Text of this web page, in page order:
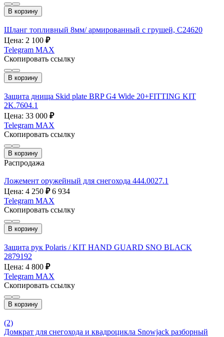
В корзину
Шланг топливный 8мм/ армированный с грушей, С24620
Цена: 2 100 ₽
Telegram MAX
Скопировать ссылку
В корзину
Защита днища Skid plate BRP G4 Wide 20+FITTING KIT
2K.7604.1
Цена: 33 000 ₽
Telegram MAX
Скопировать ссылку
В корзину
Распродажа
Ложемент оружейный для снегохода 444.0027.1
Цена: 4 250 ₽ 6 934
Telegram MAX
Скопировать ссылку
В корзину
Защита рук Polaris / KIT HAND GUARD SNO BLACK
2879192
Цена: 4 800 ₽
Telegram MAX
Скопировать ссылку
В корзину
(2)
Домкрат для снегохода и квадроцикла Snowjack разборный